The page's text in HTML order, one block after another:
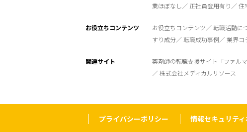
業ほぼなし
正社員登用有り 住
お役立ちコンテンツ お役立ちコンテンツ 転職活動に
すり成分
転職成功事例 業界コ
関連サイト 薬剤師の転職支援サイト「ファルマ
株式会社メディカルリソース
プライバシーポリシー 情報セキュリテ